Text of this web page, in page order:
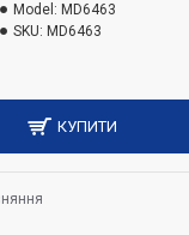
х 23.4 см
Model: MD6463
SKU: MD6463
КУПИТИ